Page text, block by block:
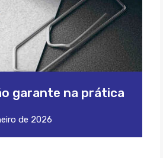
garante na prática
de 2026